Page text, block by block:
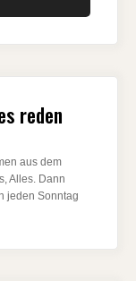
reden
aus dem
Alles. Dann
jeden Sonntag